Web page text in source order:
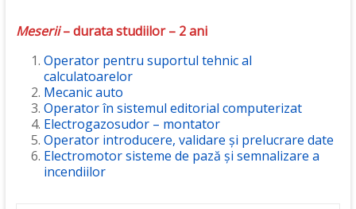
Meserii– durata studiilor – 2 ani
Operator pentru suportul tehnic al
calculatoarelor
Mecanic auto
Operator în sistemul editorial computerizat
Electrogazosudor – montator
Operator introducere, validare și prelucrare date
Electromotor sisteme de pază și semnalizare a
incendiilor